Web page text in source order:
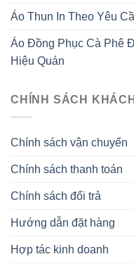
Áo Thun In Theo Yêu
Áo Đồng Phục Cà Phê
Hiệu Quán
CHÍNH SÁCH
Chính sách vận chuyển
Chính sách thanh toán
Chính sách đổi trả
Hướng dẫn đặt hàng
Hợp tác kinh doanh